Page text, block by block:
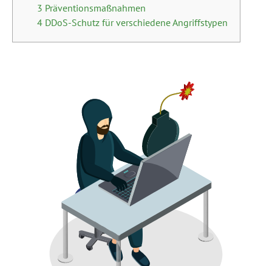
3 Präventionsmaßnahmen
4 DDoS-Schutz für verschiedene Angriffstypen